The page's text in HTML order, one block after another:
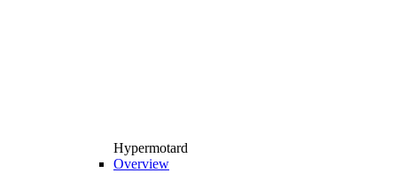
Hypermotard
Overview